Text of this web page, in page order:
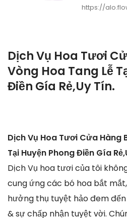
https://
Dịch Vụ Hoa Tươi
Vòng Hoa Tang Lễ
Điền Gía Rẻ,Uy Tín.
Dịch Vụ Hoa Tươi Cửa Hàng
Tại Huyện Phong Điền Gía
Dịch Vụ hoa tươi của tôi
cung ứng các bó hoa bắt
hưởng thụ tuyệt hảo đem
& sự chấp nhận tuyệt vời.